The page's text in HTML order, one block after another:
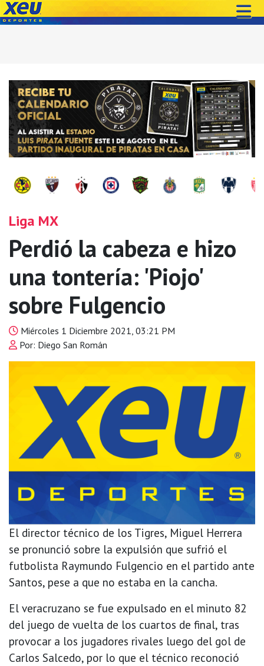
Liga MX
Perdió la cabeza e hizo
una tontería: 'Piojo'
sobre Fulgencio
Miércoles 1 Diciembre 2021, 03:21 PM
Por: Diego San Román
El director técnico de los Tigres, Miguel Herrera
se pronunció sobre la expulsión que sufrió el
futbolista Raymundo Fulgencio en el partido ante
Santos, pese a que no estaba en la cancha.
El veracruzano se fue expulsado en el minuto 82
del juego de vuelta de los cuartos de final, tras
provocar a los jugadores rivales luego del gol de
Carlos Salcedo, por lo que el técnico reconoció